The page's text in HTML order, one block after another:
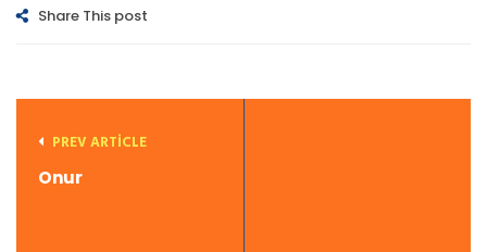
Share This post
PREV ARTICLE
Onur